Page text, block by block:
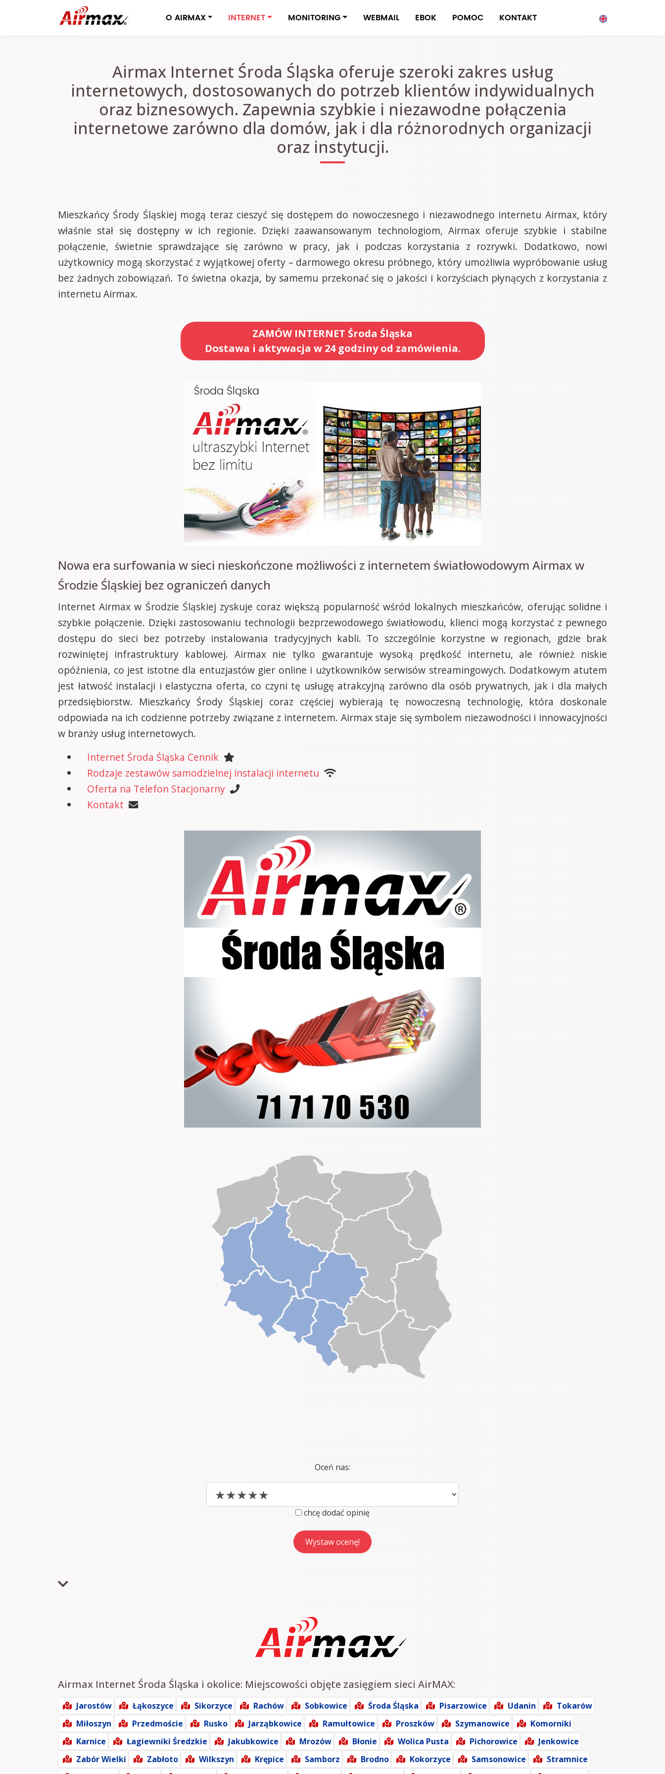
O AIRMAX INTERNET MONITORING WEBMAIL EBOK POMOC KONTAKT
Airmax Internet Środa Śląska oferuje szeroki zakres usług
internetowych, dostosowanych do potrzeb klientów indywidualnych
oraz biznesowych. Zapewnia szybkie i niezawodne połączenia
internetowe zarówno dla domów, jak i dla różnorodnych organizacji
oraz instytucji.
Mieszkańcy Środy Śląskiej mogą teraz cieszyć się dostępem do nowoczesnego i niezawodnego internetu Airmax, który
właśnie stał się dostępny w ich regionie. Dzięki zaawansowanym technologiom, Airmax oferuje szybkie i stabilne
połączenie, świetnie sprawdzające się zarówno w pracy, jak i podczas korzystania z rozrywki. Dodatkowo, nowi
użytkownicy mogą skorzystać z wyjątkowej oferty – darmowego okresu próbnego, który umożliwia wypróbowanie usług
bez żadnych zobowiązań. To świetna okazja, by samemu przekonać się o jakości i korzyściach płynących z korzystania z
internetu Airmax.
ZAMÓW INTERNET Środa Śląska
Dostawa i aktywacja w 24 godziny od zamówienia.
Nowa era surfowania w sieci nieskończone możliwości z internetem światłowodowym Airmax w
Środzie Śląskiej bez ograniczeń danych
Internet Airmax w Środzie Śląskiej zyskuje coraz większą popularność wśród lokalnych mieszkańców, oferując solidne i
szybkie połączenie. Dzięki zastosowaniu technologii bezprzewodowego światłowodu, klienci mogą korzystać z pewnego
dostępu do sieci bez potrzeby instalowania tradycyjnych kabli. To szczególnie korzystne w regionach, gdzie brak
rozwiniętej infrastruktury kablowej. Airmax nie tylko gwarantuje wysoką prędkość internetu, ale również niskie
opóźnienia, co jest istotne dla entuzjastów gier online i użytkowników serwisów streamingowych. Dodatkowym atutem
jest łatwość instalacji i elastyczna oferta, co czyni tę usługę atrakcyjną zarówno dla osób prywatnych, jak i dla małych
przedsiębiorstw. Mieszkańcy Środy Śląskiej coraz częściej wybierają tę nowoczesną technologię, która doskonale
odpowiada na ich codzienne potrzeby związane z internetem. Airmax staje się symbolem niezawodności i innowacyjności
w branży usług internetowych.
Internet Środa Śląska Cennik
Rodzaje zestawów samodzielnej instalacji internetu
Oferta na Telefon Stacjonarny
Kontakt
Oceń nas:
chcę dodać opinię
Airmax Internet Środa Śląska i okolice: Miejscowości objęte zasięgiem sieci AirMAX:
Jarostów Łąkoszyce Sikorzyce Rachów Sobkowice Środa Śląska Pisarzowice Udanin
Tokarów
Miłoszyn
Przedmoście Rusko Jarząbkowice Ramułtowice Proszków Szymanowice
Komorniki
Karnice
Łagiewniki Średzkie Jakubkowice Mrozów Błonie Wolica Pusta Pichorowice
Jenkowice
Zabór Wielki
Zabłoto Wilkszyn Krępice Samborz Brodno Kokorzyce Samsonowice
Stramnice